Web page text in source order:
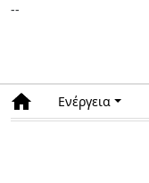
--
Ενέργεια